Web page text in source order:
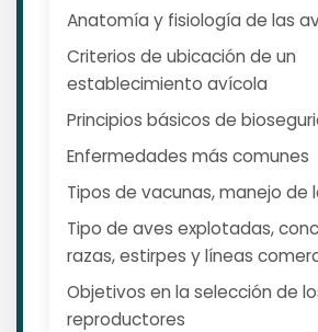
Anatomía y fisiología de las
Criterios de ubicación de un
establecimiento avícola
Principios básicos de
Enfermedades más comunes
Tipos de vacunas, manejo de
Tipo de aves explotadas,
razas, estirpes y líneas
Objetivos en la selección de
reproductores